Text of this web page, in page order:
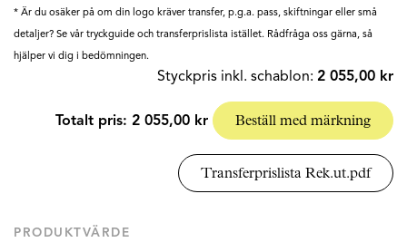
* Är du osäker på om din logo kräver transfer, p.g.a. pass, skiftningar eller små
detaljer? Se vår tryckguide och transferprislista istället. Rådfråga oss gärna, så
hjälper vi dig i bedömningen.
Styckpris inkl. schablon: 2 055,00 kr
Totalt pris: 2 055,00 kr Beställ med märkning
Transferprislista Rek.ut.pdf
PRODUKTVÄRDE